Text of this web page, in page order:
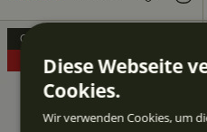
187,20 €
OUTLET
40%Diese Webseite
Cookies.
Wir verwenden Cookies, um